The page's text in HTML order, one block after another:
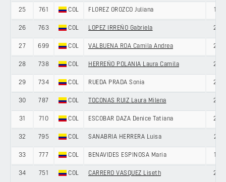
25 761 COL FLOREZ OROZCO Juliana 18
26 763 COL LOPEZ IRREÑO Gabriela 20
27 699 COL VALBUENA ROA Camila Andrea 26
28 738 COL HERREÑO POLANIA Laura Camila 25
29 734 COL RUEDA PRADA Sonia 27
30 787 COL TOCONAS RUIZ Laura Milena 22
31 710 COL ESCOBAR DAZA Denice Tatiana 27
32 795 COL SANABRIA HERRERA Luisa 21
33 777 COL BENAVIDES ESPINOSA Maria 19
34 751 COL CARRERO VASQUEZ Liseth 22